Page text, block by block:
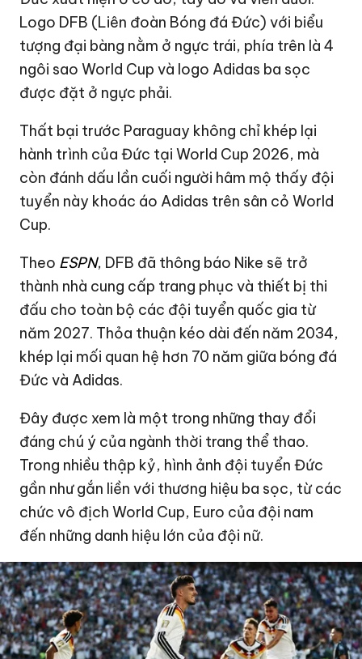
Logo DFB (Liên đoàn Bóng đá Đức) với biểu
tượng đại bàng nằm ở ngực trái, phía trên là 4
ngôi sao World Cup và logo Adidas ba sọc
được đặt ở ngực phải.
Thất bại trước Paraguay không chỉ khép lại
hành trình của Đức tại World Cup 2026, mà
còn đánh dấu lần cuối người hâm mộ thấy đội
tuyển này khoác áo Adidas trên sân cỏ World
Cup.
Theo ESPN, DFB đã thông báo Nike sẽ trở
thành nhà cung cấp trang phục và thiết bị thi
đấu cho toàn bộ các đội tuyển quốc gia từ
năm 2027. Thỏa thuận kéo dài đến năm 2034,
khép lại mối quan hệ hơn 70 năm giữa bóng đá
Đức và Adidas.
Đây được xem là một trong những thay đổi
đáng chú ý của ngành thời trang thể thao.
Trong nhiều thập kỷ, hình ảnh đội tuyển Đức
gần như gắn liền với thương hiệu ba sọc, từ các
chức vô địch World Cup, Euro của đội nam
đến những danh hiệu lớn của đội nữ.